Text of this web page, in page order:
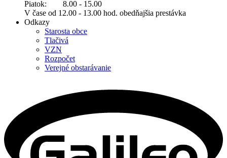
Piatok: 8.00 - 15.00
V čase od 12.00 - 13.00 hod. obedňajšia prestávka
Odkazy
Starosta obce
Tlačivá
VZN
Rozpočet
Verejné obstarávanie